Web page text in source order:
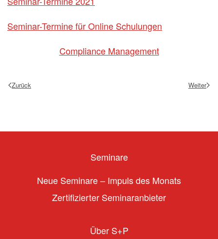
Seminar-Termine für Online Schulungen
Compliance Management
Zurück Weiter
Seminare
Neue Seminare – Impuls des Monats
Zertifizierter Seminaranbieter
Über S+P